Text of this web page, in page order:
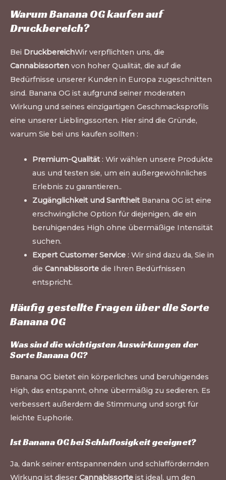
Warum Banana OG kaufen auf
Druckbereich?
Bei DruckbereichWir verpflichten uns, die
Cannabissorten von hoher Qualität, die auf die
Bedürfnisse unserer Kunden in Europa zugeschnitten
sind. Banana OG ist aufgrund seiner moderaten
Wirkung und seines einzigartigen Geschmacksprofils
eine unserer Lieblingssorten. Hier sind die Gründe,
warum Sie bei uns kaufen sollten :
Premium-Qualität: Wir wählen unsere Produkte
aus und testen sie, um ein außergewöhnliches
Erlebnis zu garantieren..
Zugänglichkeit und SanftheitBanana OG ist eine
erschwingliche Option für diejenigen, die ein
beruhigendes High ohne übermäßige Intensität
suchen.
Expert Customer Service: Wir sind dazu da, Sie in
die Cannabissortedie Ihren Bedürfnissen
entspricht.
Häufig gestellte Fragen über die Sorte
Banana OG
Was sind die wichtigsten Auswirkungen der
Sorte Banana OG?
Banana OG bietet ein körperliches und beruhigendes
High, das entspannt, ohne übermäßig zu sedieren. Es
verbessert außerdem die Stimmung und sorgt für
leichte Euphorie.
Ist Banana OG bei Schlaflosigkeit geeignet?
Ja, dank seiner entspannenden und schlaffördernden
Wirkung ist dieser Cannabissorte ist ideal, um den